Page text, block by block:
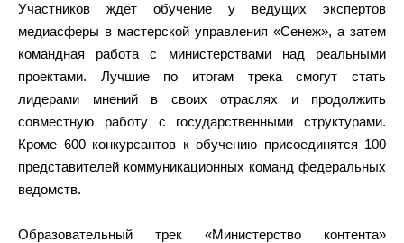
Участников ждёт обучение у ведущих экспертов
медиасферы в мастерской управления «Сенеж», а затем
командная работа с министерствами над реальными
проектами. Лучшие по итогам трека смогут стать
лидерами мнений в своих отраслях и продолжить
совместную работу с государственными структурами.
Кроме 600 конкурсантов к обучению присоединятся 100
представителей коммуникационных команд федеральных
ведомств.
Образовательный трек «Министерство контента»